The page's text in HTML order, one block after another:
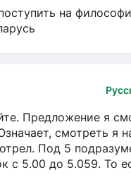
на
Предложение я
смотреть я
Под 5
с 5.00 до 5.059. То